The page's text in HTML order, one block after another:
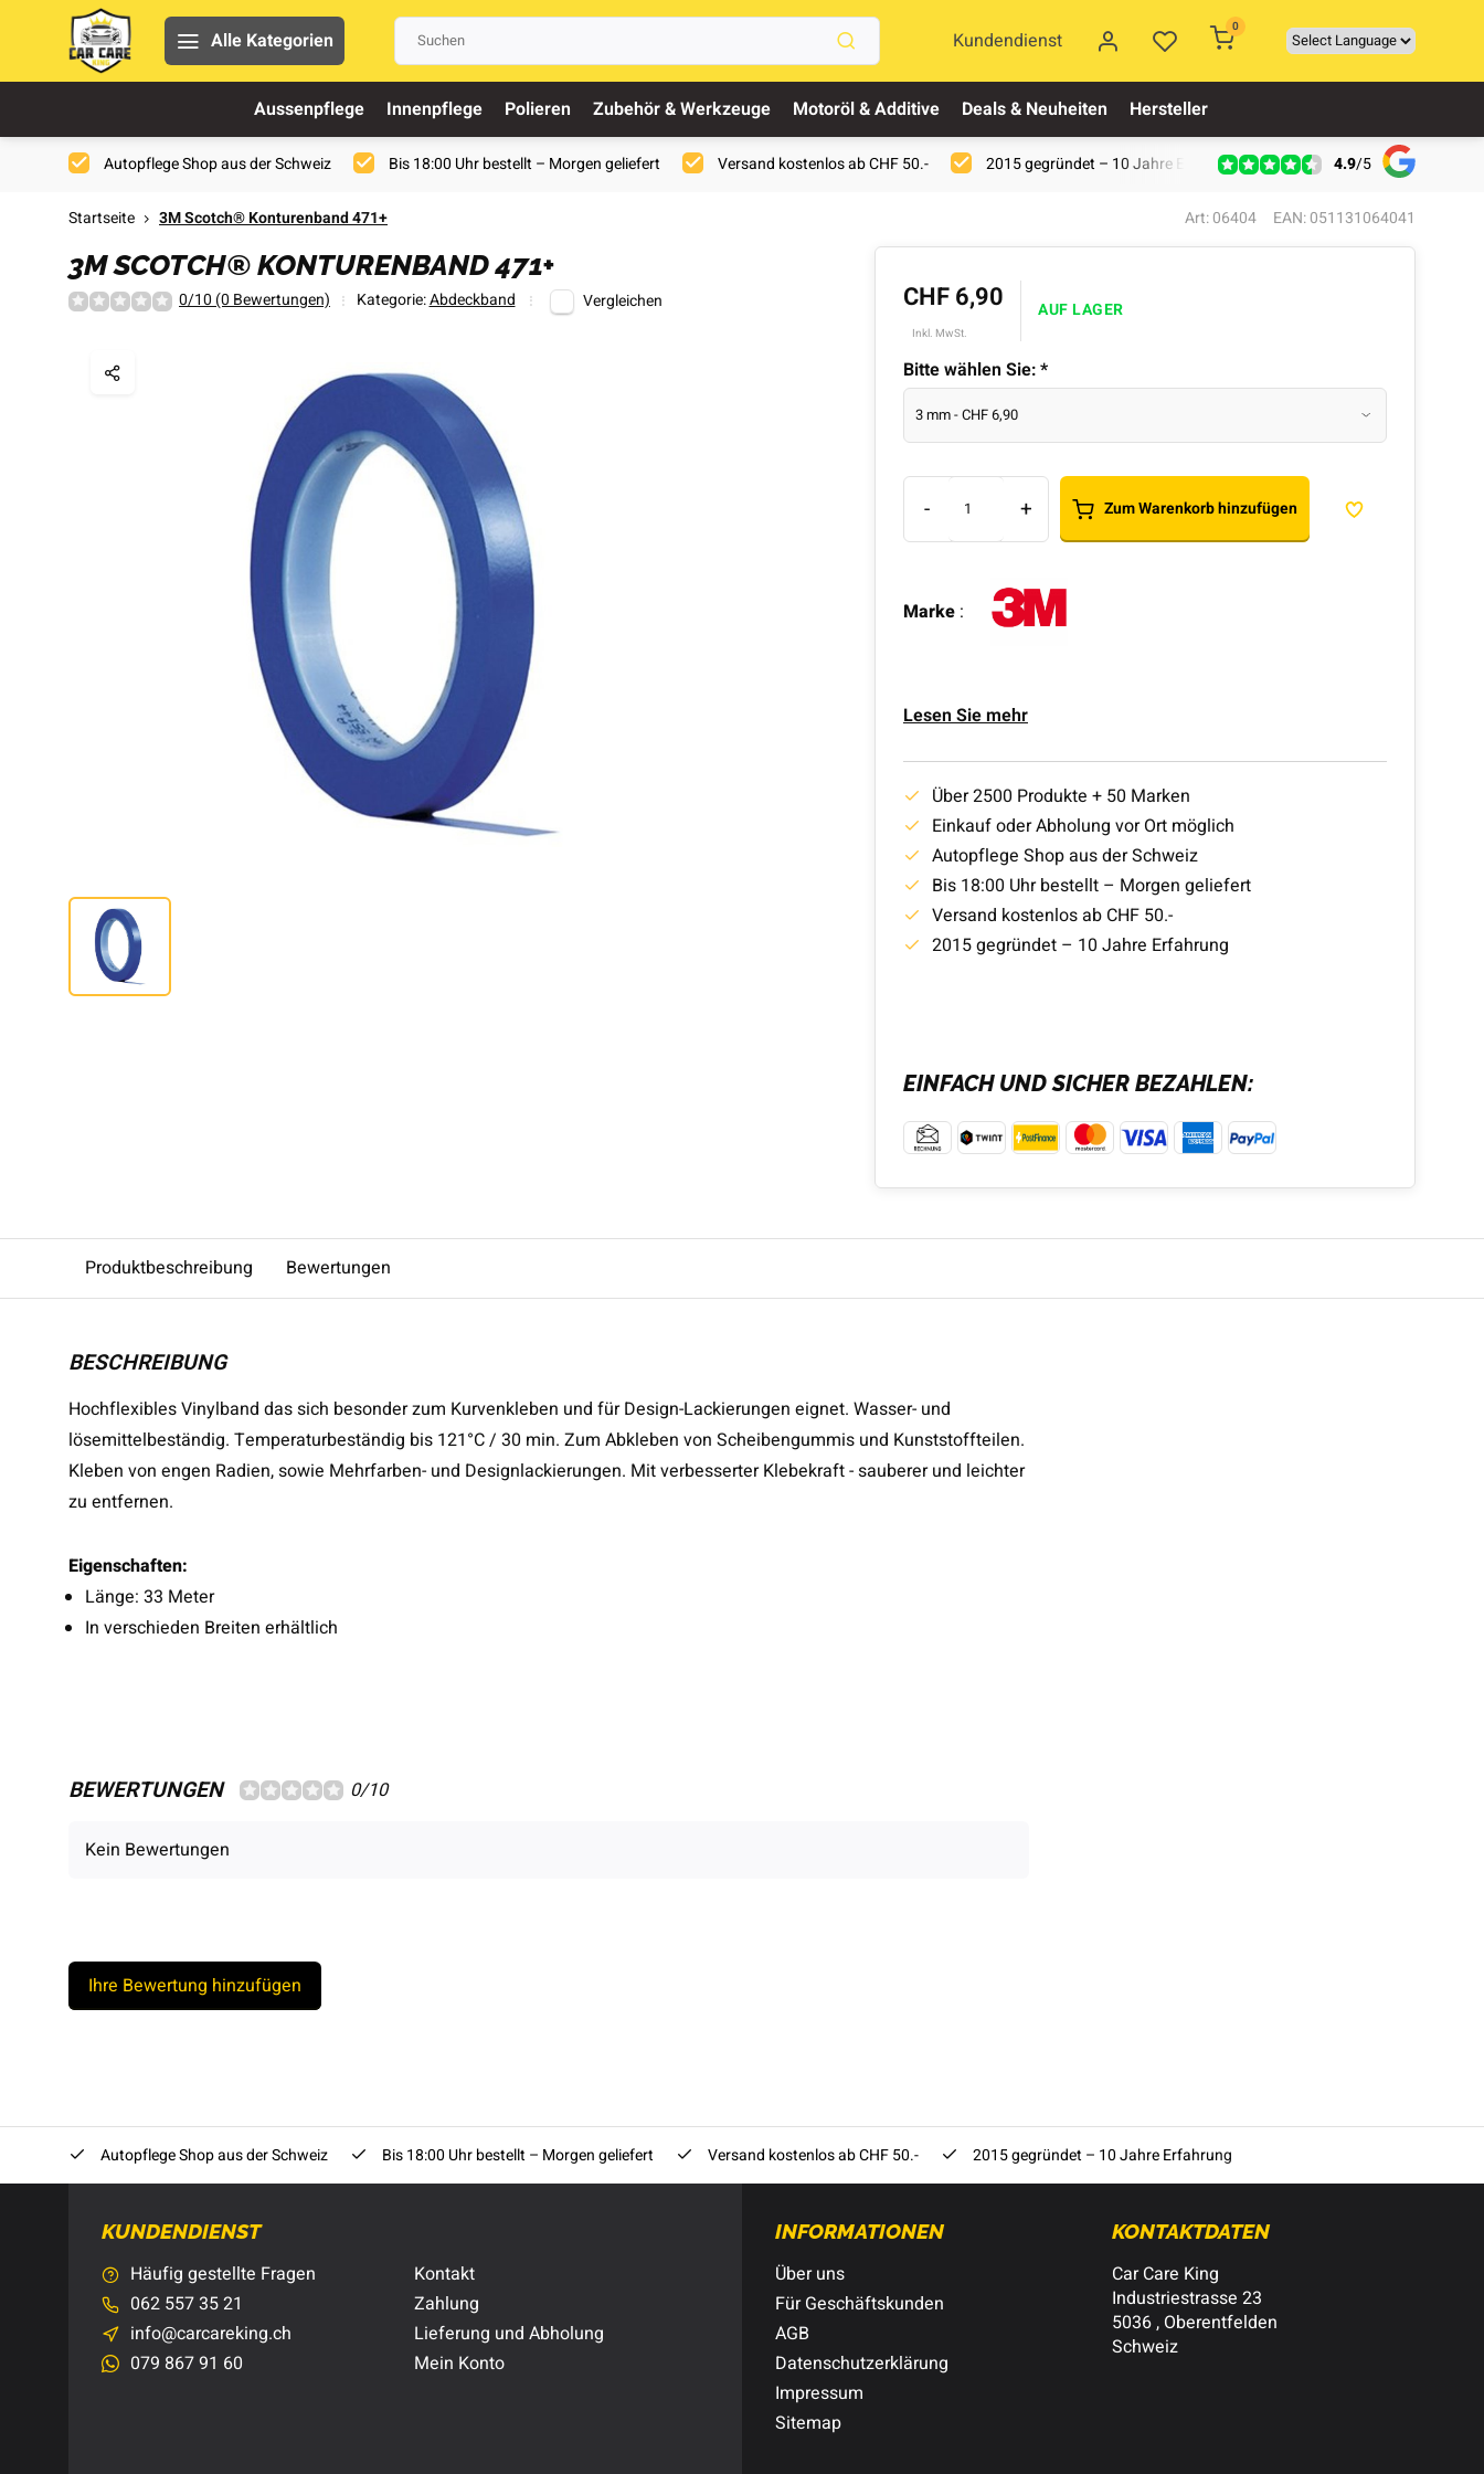
Alle Kategorien Kundendienst
0
Aussenpflege Innenpflege Polieren Zubehör & Werkzeuge Motoröl & Additive Deals & Neuheiten Hersteller
Autopflege Shop aus der Schweiz Bis 18:00 Uhr bestellt – Morgen geliefert Versand kostenlos ab CHF 50.- 2015 gegründet – 10 Jahre Erfahrung 4.9/5
Startseite 3M Scotch® Konturenband 471+ Art: 06404 EAN: 051131064041
3M SCOTCH® KONTURENBAND 471+
0/10 (0 Bewertungen) Kategorie:Abdeckband Vergleichen CHF 6,90
Inkl. MwSt.
AUF LAGER
Bitte wählen Sie:*
- + Zum Warenkorb hinzufügen
Marke :
Lesen Sie mehr
Über 2500 Produkte + 50 Marken
Einkauf oder Abholung vor Ort möglich
Autopflege Shop aus der Schweiz
Bis 18:00 Uhr bestellt – Morgen geliefert
Versand kostenlos ab CHF 50.-
2015 gegründet – 10 Jahre Erfahrung
EINFACH UND SICHER BEZAHLEN:
Produktbeschreibung Bewertungen
BESCHREIBUNG
Hochflexibles Vinylband das sich besonder zum Kurvenkleben und für Design-Lackierungen eignet. Wasser- und
lösemittelbeständig. Temperaturbeständig bis 121°C / 30 min. Zum Abkleben von Scheibengummis und Kunststoffteilen.
Kleben von engen Radien, sowie Mehrfarben- und Designlackierungen. Mit verbesserter Klebekraft - sauberer und leichter
zu entfernen.
Eigenschaften:
Länge: 33 Meter
In verschieden Breiten erhältlich
BEWERTUNGEN 0/10
Kein Bewertungen
Ihre Bewertung hinzufügen
Autopflege Shop aus der Schweiz Bis 18:00 Uhr bestellt – Morgen geliefert Versand kostenlos ab CHF 50.- 2015 gegründet – 10 Jahre Erfahrung
KUNDENDIENST
Häufig gestellte Fragen
062 557 35 21
info@carcareking.ch
079 867 91 60
Kontakt
Zahlung
Lieferung und Abholung
Mein Konto
INFORMATIONEN
Über uns
Für Geschäftskunden
AGB
Datenschutzerklärung
Impressum
Sitemap
KONTAKTDATEN
Car Care King
Industriestrasse 23
5036 , Oberentfelden
Schweiz